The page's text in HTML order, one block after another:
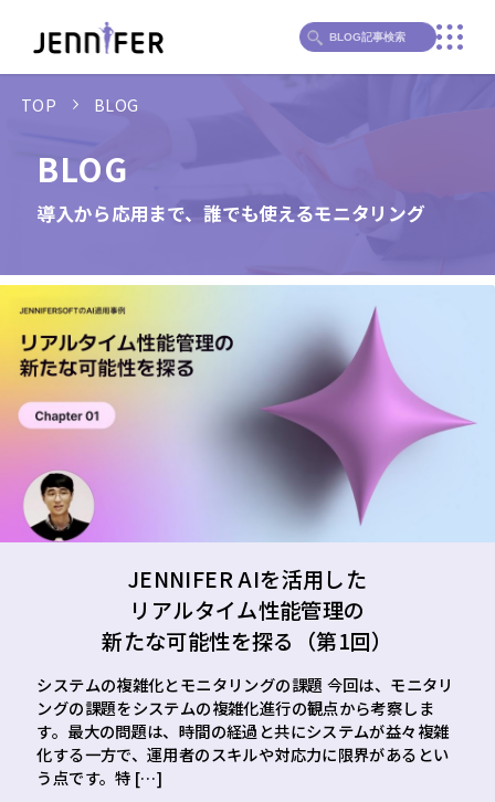
TOP BLOG
BLOG
導入から応用まで、誰でも使えるモニタリング
JENNIFER AIを活用した
リアルタイム性能管理の
新たな可能性を探る（第1回）
システムの複雑化とモニタリングの課題 今回は、モニタリ
ングの課題をシステムの複雑化進行の観点から考察しま
す。最大の問題は、時間の経過と共にシステムが益々複雑
化する一方で、運用者のスキルや対応力に限界があるとい
う点です。特 […]